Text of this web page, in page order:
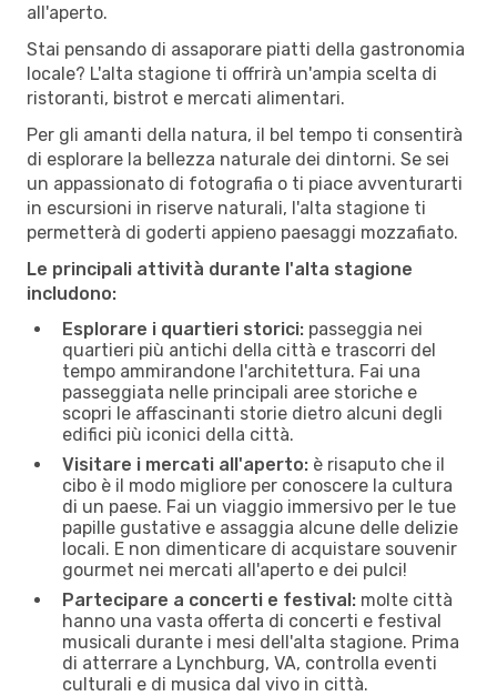
all'aperto.
Stai pensando di assaporare piatti della gastronomia
locale? L'alta stagione ti offrirà un'ampia scelta di
ristoranti, bistrot e mercati alimentari.
Per gli amanti della natura, il bel tempo ti consentirà
di esplorare la bellezza naturale dei dintorni. Se sei
un appassionato di fotografia o ti piace avventurarti
in escursioni in riserve naturali, l'alta stagione ti
permetterà di goderti appieno paesaggi mozzafiato.
Le principali attività durante l'alta stagione
includono:
Esplorare i quartieri storici: passeggia nei
quartieri più antichi della città e trascorri del
tempo ammirandone l'architettura. Fai una
passeggiata nelle principali aree storiche e
scopri le affascinanti storie dietro alcuni degli
edifici più iconici della città.
Visitare i mercati all'aperto: è risaputo che il
cibo è il modo migliore per conoscere la cultura
di un paese. Fai un viaggio immersivo per le tue
papille gustative e assaggia alcune delle delizie
locali. E non dimenticare di acquistare souvenir
gourmet nei mercati all'aperto e dei pulci!
Partecipare a concerti e festival: molte città
hanno una vasta offerta di concerti e festival
musicali durante i mesi dell'alta stagione. Prima
di atterrare a Lynchburg, VA, controlla eventi
culturali e di musica dal vivo in città.